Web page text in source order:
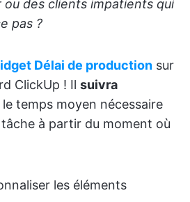
des clients impatients qui
pas ?
Délai de production sur
ClickUp ! Il suivra
le temps moyen nécessaire
à partir du moment où
les éléments